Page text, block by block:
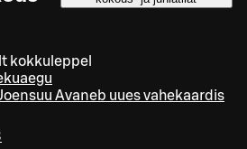
kokkuleppel
Avaneb uues vahekaardis